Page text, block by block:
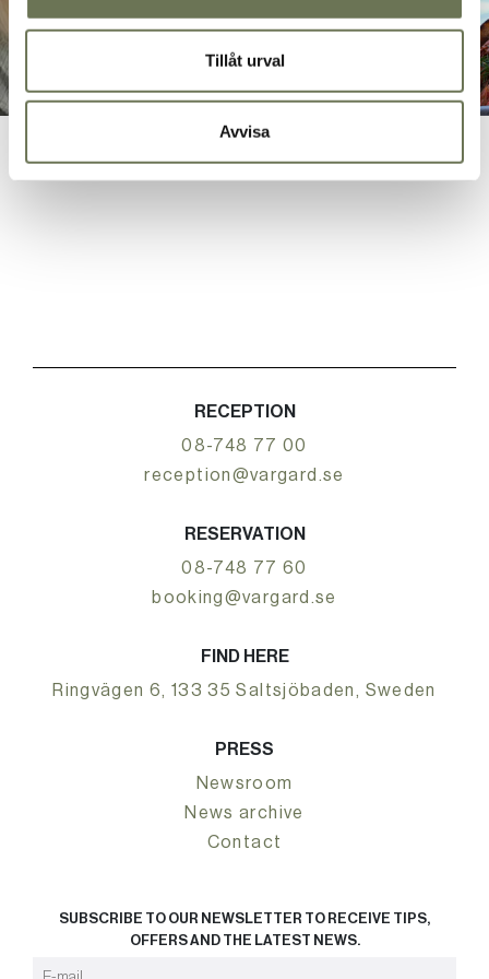
Tillåt urval
Avvisa
RECEPTION
08-748 77 00
reception@vargard.se
RESERVATION
08-748 77 60
booking@vargard.se
FIND HERE
Ringvägen 6, 133 35 Saltsjöbaden, Sweden
PRESS
Newsroom
News archive
Contact
SUBSCRIBE TO OUR NEWSLETTER TO RECEIVE TIPS,
OFFERS AND THE LATEST NEWS.